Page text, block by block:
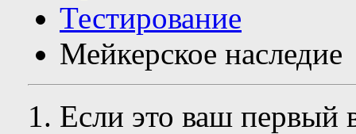
Тестирование
Мейкерское наследие
Если это ваш первый